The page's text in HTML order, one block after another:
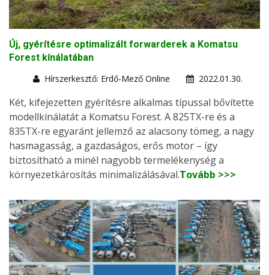
Új, gyérítésre optimalizált forwarderek a Komatsu
Forest kínálatában
Hírszerkesztő: Erdő-Mező Online
2022.01.30.
Két, kifejezetten gyérítésre alkalmas típussal bővítette
modellkínálatát a Komatsu Forest. A 825TX-re és a
835TX-re egyaránt jellemző az alacsony tömeg, a nagy
hasmagasság, a gazdaságos, erős motor – így
biztosítható a minél nagyobb termelékenység a
környezetkárosítás minimalizálásával.Tovább >>>